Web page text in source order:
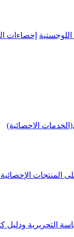
إحصاءات
الاحصائية)
المنتجات الإحصائية
التحريرية ودليل